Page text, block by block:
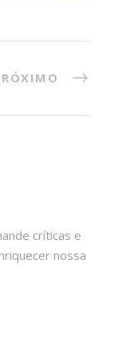
críticas e
nossa